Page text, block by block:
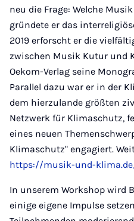
neu die Frage: Welche
gründete er das
2019 erforscht er die
zwischen Musik Kutur und
Oekom-Verlag seine
Parallel dazu war er in der
dem hierzulande größten
Netzwerk für Klimaschutz,
eines neuen
Klimaschutz" engagiert.
https://musik-und-
In unserem Workshop wird
einige eigene Impulse